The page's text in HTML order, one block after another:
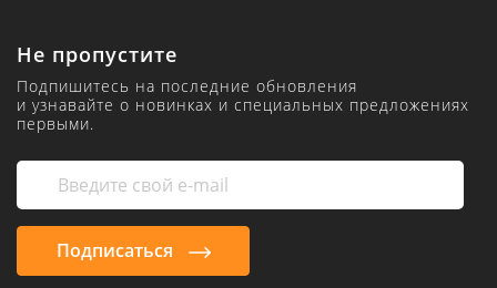
Не пропустите
Подпишитесь на последние обновления
и узнавайте о новинках и специальных предложениях
первыми.
Подписаться